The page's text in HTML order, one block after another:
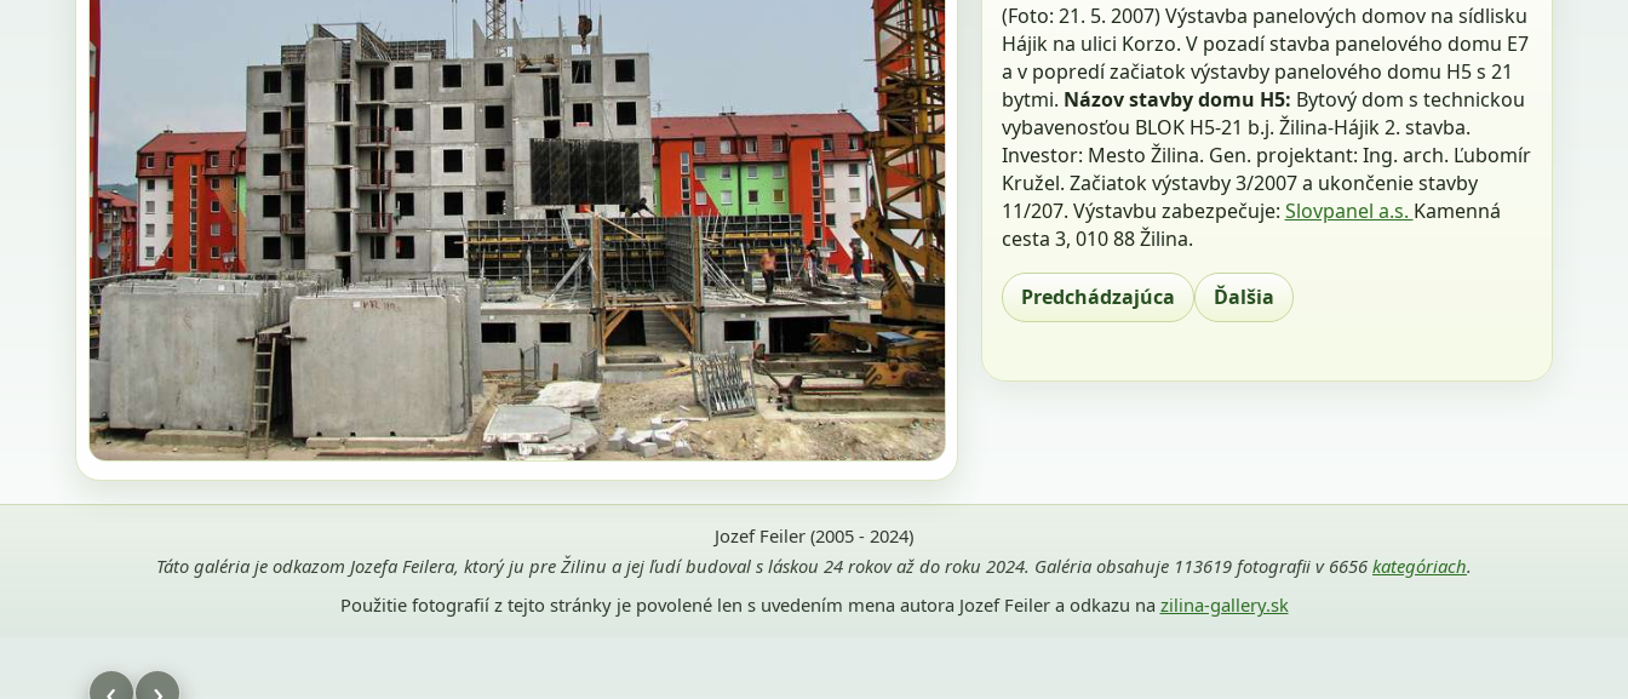
(Foto: 21. 5. 2007) Výstavba panelových domov na sídlisku
Hájik na ulici Korzo. V pozadí stavba panelového domu E7
a v popredí začiatok výstavby panelového domu H5 s 21
bytmi. Názov stavby domu H5: Bytový dom s technickou
vybavenosťou BLOK H5-21 b.j. Žilina-Hájik 2. stavba.
Investor: Mesto Žilina. Gen. projektant: Ing. arch. Ľubomír
Kružel. Začiatok výstavby 3/2007 a ukončenie stavby
11/207. Výstavbu zabezpečuje: Slovpanel a.s. Kamenná
cesta 3, 010 88 Žilina.
Predchádzajúca Ďalšia
Jozef Feiler (2005 - 2024)
Táto galéria je odkazom Jozefa Feilera, ktorý ju pre Žilinu a jej ľudí budoval s láskou 24 rokov až do roku 2024. Galéria obsahuje 113619 fotografii v 6656 kategóriach.
Použitie fotografií z tejto stránky je povolené len s uvedením mena autora Jozef Feiler a odkazu na zilina-gallery.sk